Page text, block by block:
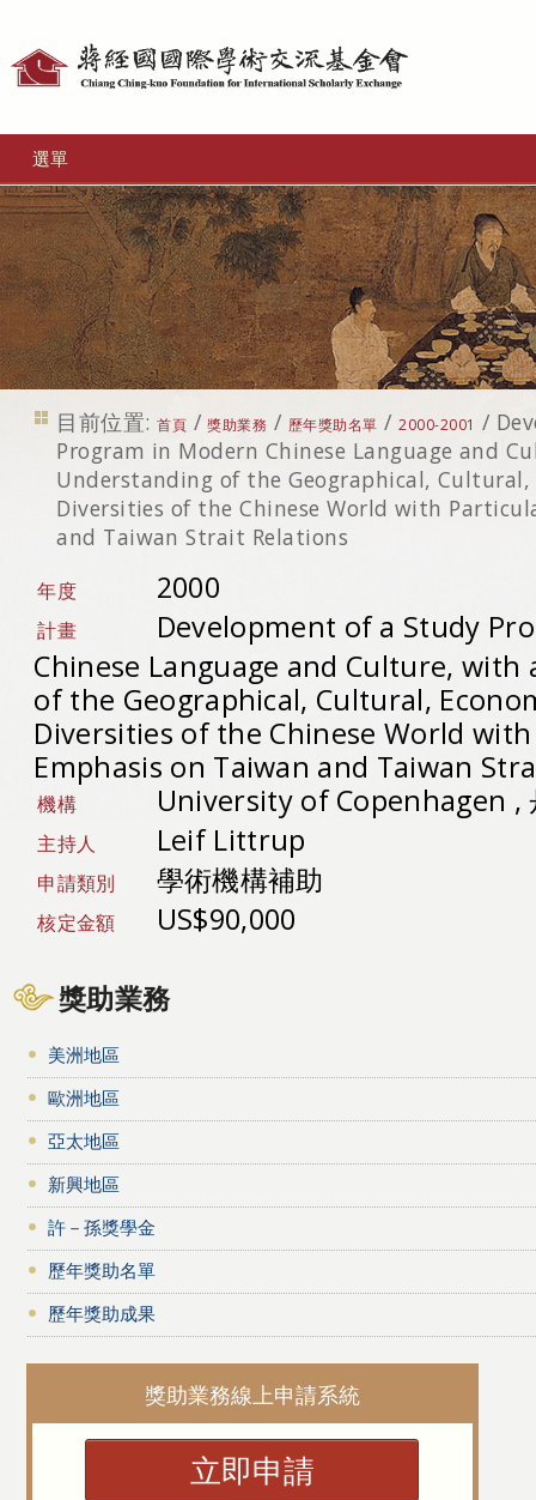
選單
目前位置: 首頁 /獎助業務 / 歷年獎助名單 /2000-2001 /
Program in Modern Chinese Language and
Understanding of the Geographical,
Diversities of the Chinese World with
and Taiwan Strait Relations
年度 2000
計畫
Development of a Study
Chinese Language and Culture,
of the Geographical, Cultural,
Diversities of the Chinese World
Emphasis on Taiwan and Taiwan
機構 University of Copenhagen ,
主持人 Leif Littrup
申請類別 學術機構補助
核定金額 US$90,000
獎助業務
美洲地區
歐洲地區
亞太地區
新興地區
許－孫獎學金
歷年獎助名單
歷年獎助成果
獎助業務線上申請系統
立即申請